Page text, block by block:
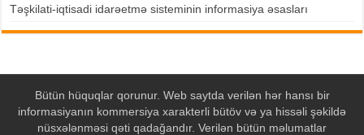
Təşkilati-iqtisadi idarəetmə sisteminin informasiya əsasları
Bütün hüquqlar qorunur. Web saytda verilən hər hansı bir
informasiyanın kommersiya xarakterli bütöv və ya hissəli şəkildə
nüsxələnməsi qəti qadağandır. Verilən bütün məlumatlar